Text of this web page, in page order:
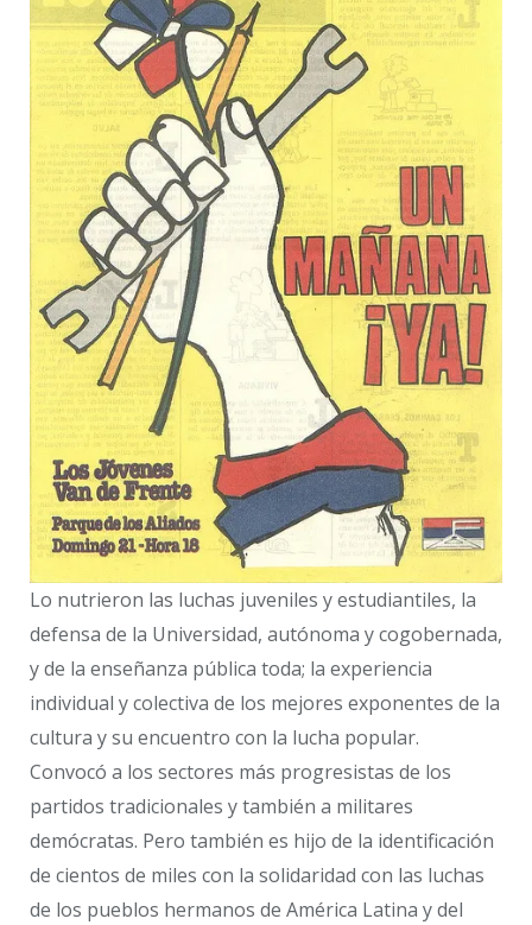
Lo nutrieron las luchas juveniles y estudiantiles, la
defensa de la Universidad, autónoma y cogobernada,
y de la enseñanza pública toda; la experiencia
individual y colectiva de los mejores exponentes de la
cultura y su encuentro con la lucha popular.
Convocó a los sectores más progresistas de los
partidos tradicionales y también a militares
demócratas. Pero también es hijo de la identificación
de cientos de miles con la solidaridad con las luchas
de los pueblos hermanos de América Latina y del